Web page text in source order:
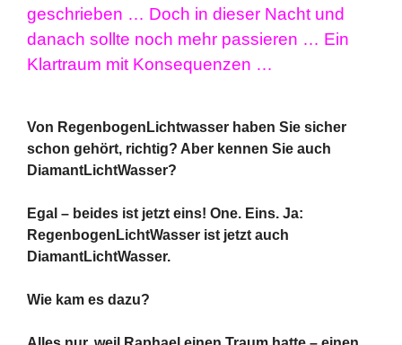
geschrieben … Doch in dieser Nacht und
danach sollte noch mehr passieren … Ein
Klartraum mit Konsequenzen …
Von RegenbogenLichtwasser haben Sie sicher
schon gehört, richtig? Aber kennen Sie auch
DiamantLichtWasser?
Egal – beides ist jetzt eins! One. Eins. Ja:
RegenbogenLichtWasser ist jetzt auch
DiamantLichtWasser.
Wie kam es dazu?